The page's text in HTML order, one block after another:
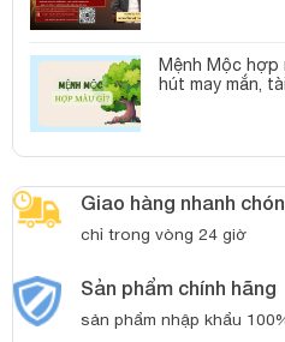
Mệnh Mộc hợp
hút may mắn,
Giao hàng nhanh
chỉ trong vòng 24 giờ
Sản phẩm chính hãng
sản phẩm nhập khẩu